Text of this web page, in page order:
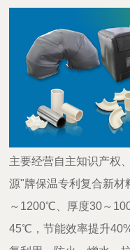
主要经营自主知识产权
源"牌保温专利复合新材
～1200℃、厚度30～
45℃，节能效率提升